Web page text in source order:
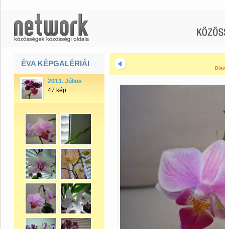
ÉVA KÉPGALÉRIÁI
2013. Július
47 kép